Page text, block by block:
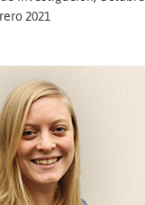
2021